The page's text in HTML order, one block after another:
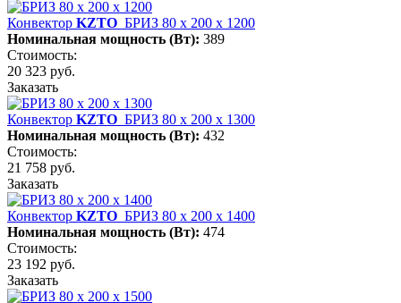
Конвектор KZTO БРИЗ 80 х 200 х 1200
Номинальная мощность (Вт): 389
Стоимость:
20 323 руб.
Заказать
Конвектор KZTO БРИЗ 80 х 200 х 1300
Номинальная мощность (Вт): 432
Стоимость:
21 758 руб.
Заказать
Конвектор KZTO БРИЗ 80 х 200 х 1400
Номинальная мощность (Вт): 474
Стоимость:
23 192 руб.
Заказать